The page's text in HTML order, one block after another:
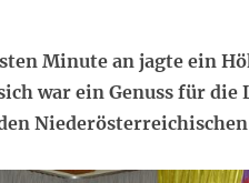
Minute an jagte ein
war ein Genuss für die